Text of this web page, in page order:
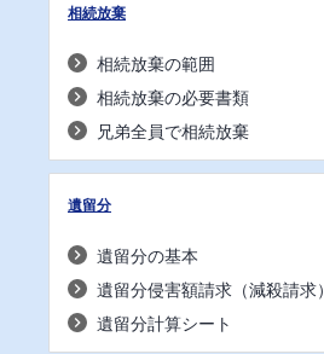
相続放棄
相続放棄の範囲
相続放棄の必要書類
兄弟全員で相続放棄
遺留分
遺留分の基本
遺留分侵害額請求（減殺請求）
遺留分計算シート